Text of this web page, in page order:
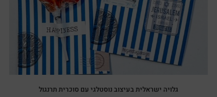
גלויה ישראלית בעיצוב נוסטלגי עם סוכרית תרנגול